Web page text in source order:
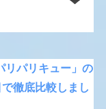
リパリキュー」の
徹底比較しまし